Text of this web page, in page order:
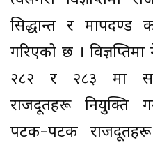
सिद्धान्त र मापदण्ड
गरिएको छ ।
२८२ र २८३ मा
राजदूतहरू नियुक्ति
पटक–पटक राजदूतहरू